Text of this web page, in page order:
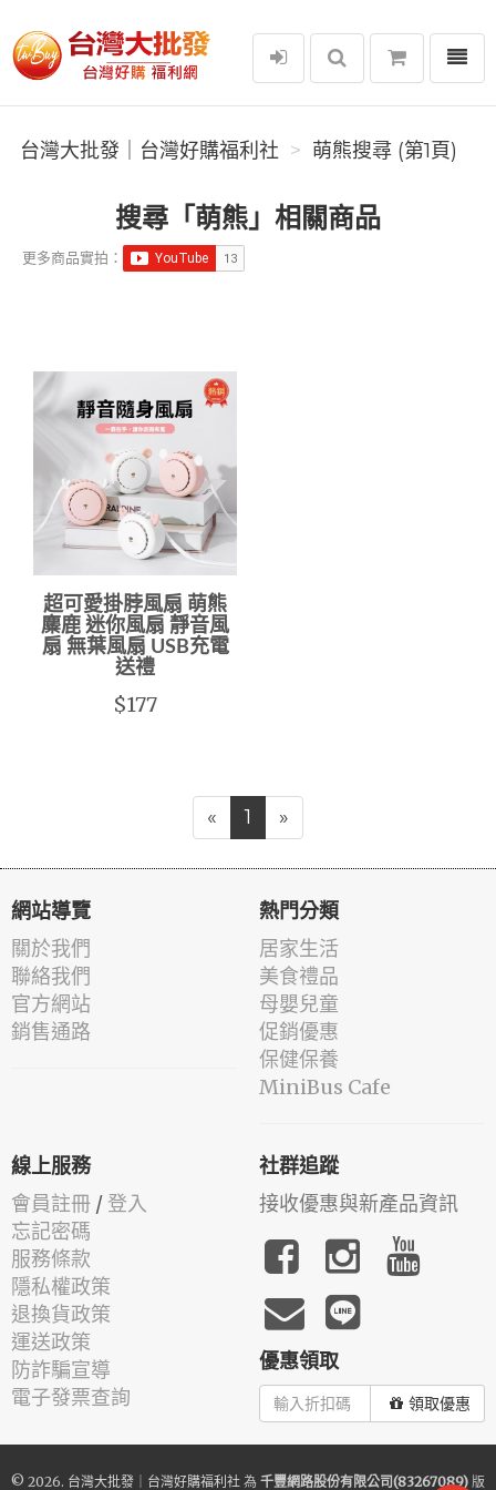
台灣大批發｜台灣好購福利社
選單
台灣大批發｜台灣好購福利社 萌熊搜尋 (第1頁)
搜尋「萌熊」相關商品
更多商品實拍：
超可愛掛脖風扇 萌熊
麋鹿 迷你風扇 靜音風
扇 無葉風扇 USB充電
送禮
$177
« 1 »
網站導覽
關於我們
聯絡我們
官方網站
銷售通路
熱門分類
居家生活
美食禮品
母嬰兒童
促銷優惠
保健保養
MiniBus Cafe
線上服務
會員註冊 / 登入
忘記密碼
服務條款
隱私權政策
退換貨政策
運送政策
防詐騙宣導
電子發票查詢
社群追蹤
接收優惠與新產品資訊
優惠領取
領取優惠
© 2026. 台灣大批發｜台灣好購福利社 為 千豐網路股份有限公司(83267089) 版